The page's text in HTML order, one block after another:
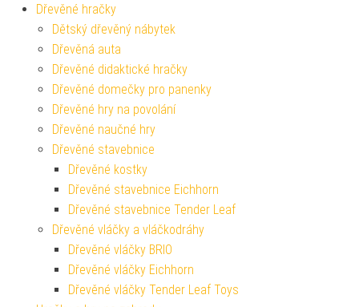
Dřevěné hračky
Dětský dřevěný nábytek
Dřevěná auta
Dřevěné didaktické hračky
Dřevěné domečky pro panenky
Dřevěné hry na povolání
Dřevěné naučné hry
Dřevěné stavebnice
Dřevěné kostky
Dřevěné stavebnice Eichhorn
Dřevěné stavebnice Tender Leaf
Dřevěné vláčky a vláčkodráhy
Dřevěné vláčky BRIO
Dřevěné vláčky Eichhorn
Dřevěné vláčky Tender Leaf Toys